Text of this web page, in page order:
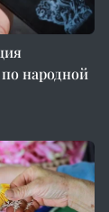
народной